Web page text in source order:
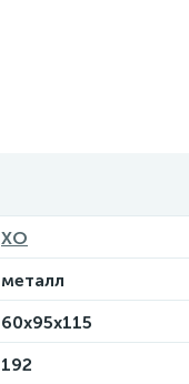
XO
металл
60х95х115
192